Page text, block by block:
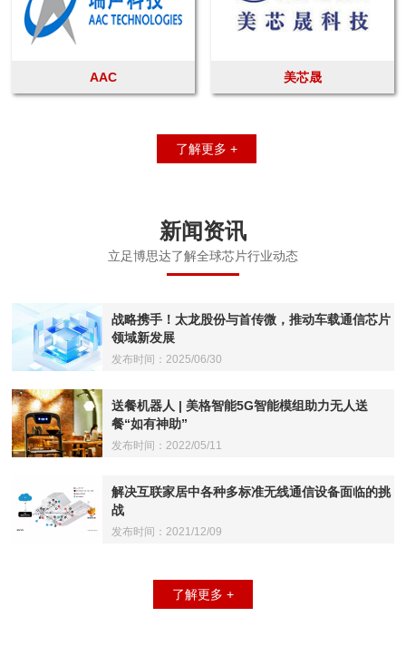
AAC 美芯晟
了解更多 +
新闻资讯
立足博思达了解全球芯片行业动态
战略携手！太龙股份与首传微，推动车载通信芯片
领域新发展
发布时间：2025/06/30
送餐机器人 | 美格智能5G智能模组助力无人送
餐“如有神助”
发布时间：2022/05/11
解决互联家居中各种多标准无线通信设备面临的挑
战
发布时间：2021/12/09
了解更多 +